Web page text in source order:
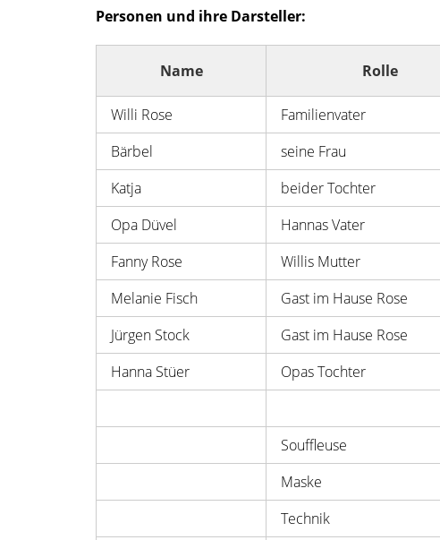
Personen und ihre Darsteller:
Name Rolle
Willi Rose Familienvater
Bärbel
seine Frau
Katja
beider Tochter
Opa Düvel
Hannas Vater
Fanny Rose
Willis Mutter
Melanie Fisch
Gast im Hause Rose
Jürgen Stock
Gast im Hause Rose
Hanna Stüer
Opas Tochter
Souffleuse
Maske
Technik